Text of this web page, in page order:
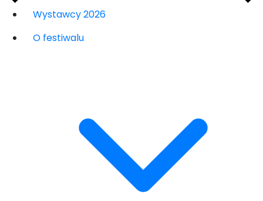
Wystawcy 2026
O festiwalu